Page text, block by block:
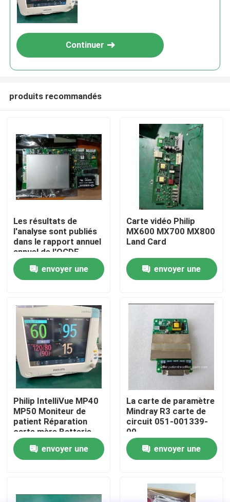
Produits
Vidéos
Visite de l'usine
Contrôle de la qualité
Nous contacter
Demandez un devis
Module de moniteur patient
Continuer
produits recommandés
Les résultats de
l'analyse sont publiés
dans le rapport annuel
annuel de l'OCDE.
envoyer une
Carte vidéo Philip
MX600 MX700 MX800
Land Card
envoyer une
Philip IntelliVue MP40
MP50 Moniteur de
patient Réparation
carte mère Batterie
affichage écran tactile
clavier envoyer une
La carte de paramètre
Mindray R3 carte de
circuit 051-001339-
00
envoyer une